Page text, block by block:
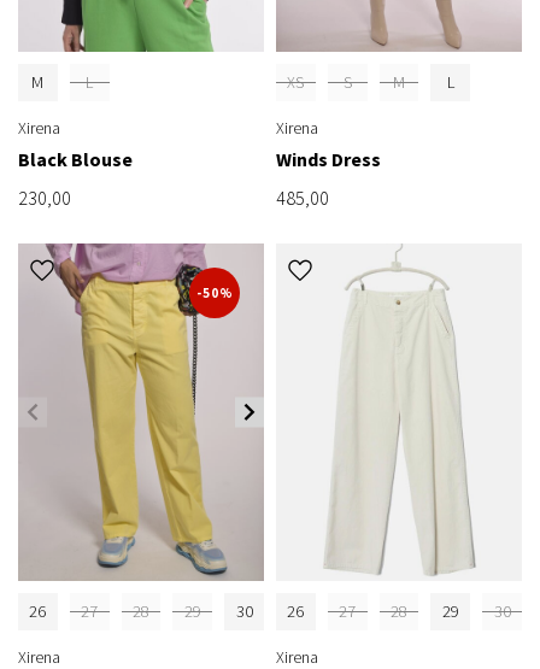
M L
Xirena
Black Blouse
230,00
XS S M L
Xirena
Winds Dress
485,00
-50%
26 27 28 29 30
Xirena
26 27 28 29 30
Xirena